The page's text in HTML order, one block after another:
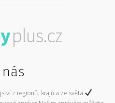
plus.cz
z regionů, krajů a ze světa